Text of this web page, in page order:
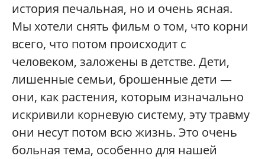
история печальная, но и очень ясная.
Мы хотели снять фильм о том, что корни
всего, что потом происходит с
человеком, заложены в детстве. Дети,
лишенные семьи, брошенные дети —
они, как растения, которым изначально
искривили корневую систему, эту травму
они несут потом всю жизнь. Это очень
больная тема, особенно для нашей